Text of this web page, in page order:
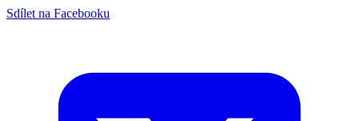
Sdílet na Facebooku